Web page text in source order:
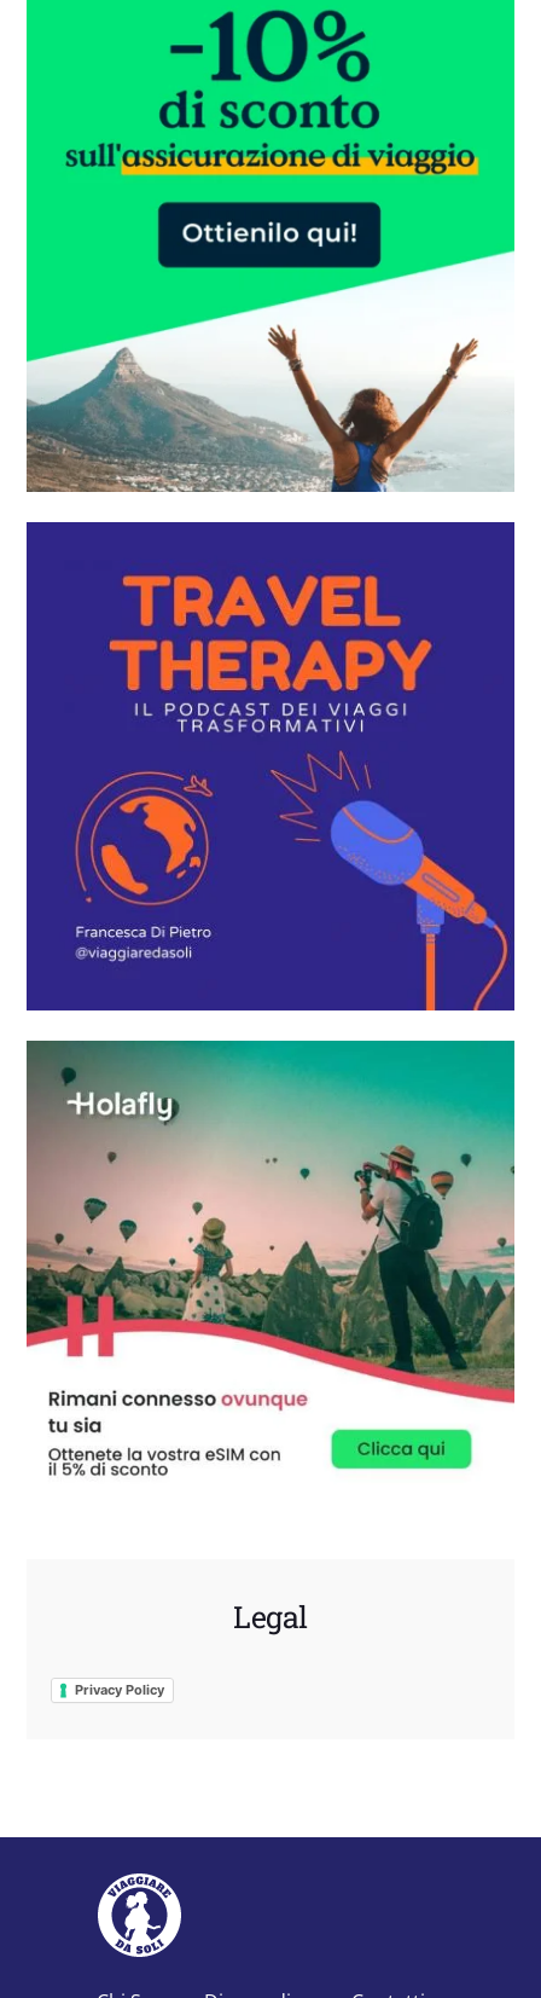
Legal
Privacy Policy